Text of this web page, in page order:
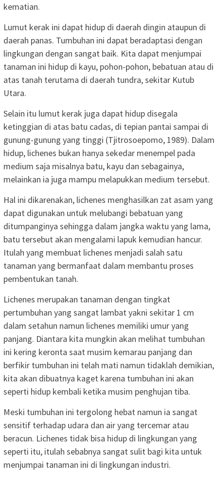
kematian.
Lumut kerak ini dapat hidup di daerah dingin ataupun di
daerah panas. Tumbuhan ini dapat beradaptasi dengan
lingkungan dengan sangat baik. Kita dapat menjumpai
tanaman ini hidup di kayu, pohon-pohon, bebatuan atau di
atas tanah terutama di daerah tundra, sekitar Kutub
Utara.
Selain itu lumut kerak juga dapat hidup disegala
ketinggian di atas batu cadas, di tepian pantai sampai di
gunung-gunung yang tinggi (Tjitrosoepomo, 1989). Dalam
hidup, lichenes bukan hanya sekedar menempel pada
medium saja misalnya batu, kayu dan sebagainya,
melainkan ia juga mampu melapukkan medium tersebut.
Hal ini dikarenakan, lichenes menghasilkan zat asam yang
dapat digunakan untuk melubangi bebatuan yang
ditumpanginya sehingga dalam jangka waktu yang lama,
batu tersebut akan mengalami lapuk kemudian hancur.
Itulah yang membuat lichenes menjadi salah satu
tanaman yang bermanfaat dalam membantu proses
pembentukan tanah.
Lichenes merupakan tanaman dengan tingkat
pertumbuhan yang sangat lambat yakni sekitar 1 cm
dalam setahun namun lichenes memiliki umur yang
panjang. Diantara kita mungkin akan melihat tumbuhan
ini kering keronta saat musim kemarau panjang dan
berfikir tumbuhan ini telah mati namun tidaklah demikian,
kita akan dibuatnya kaget karena tumbuhan ini akan
seperti hidup kembali ketika musim penghujan tiba.
Meski tumbuhan ini tergolong hebat namun ia sangat
sensitif terhadap udara dan air yang tercemar atau
beracun. Lichenes tidak bisa hidup di lingkungan yang
seperti itu, itulah sebabnya sangat sulit bagi kita untuk
menjumpai tanaman ini di lingkungan industri.